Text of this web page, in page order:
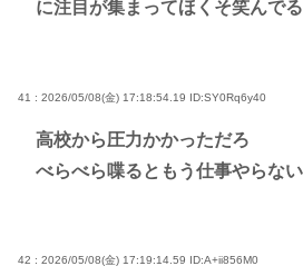
に注目が集まってほくそ笑んで
41 : 2026/05/08(金) 17:18:54.19 ID:SY0Rq6y40
高校から圧力かかっただろ
べらべら喋るともう仕事やらな
42 : 2026/05/08(金) 17:19:14.59 ID:A+ii856M0